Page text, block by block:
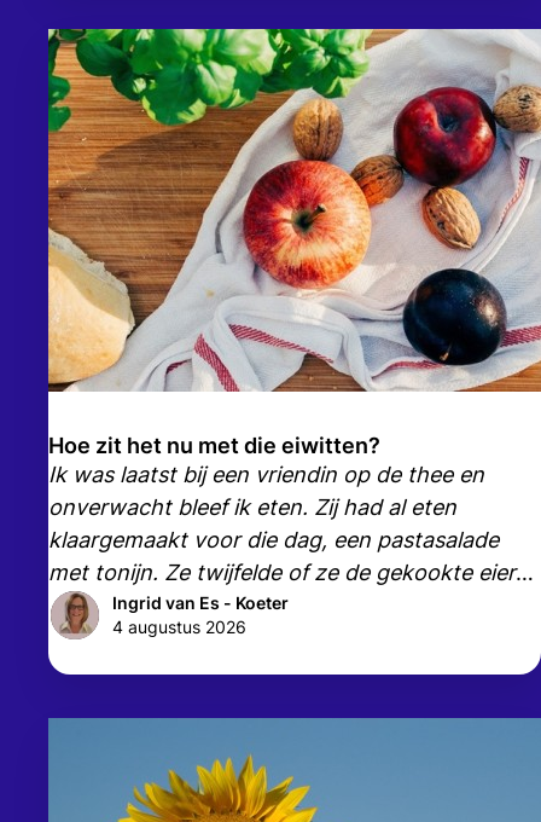
Hoe zit het nu met die eiwitten?
Ik was laatst bij een vriendin op de thee en
onverwacht bleef ik eten. Zij had al eten
klaargemaakt voor die dag, een pastasalade
met tonijn. Ze twijfelde of ze de gekookte eieren
die klaarstonden om toe te voegen, er wel in
zou doen. Als parkinson patiënt moht ik immers
geen ei(wit) eten.
Ingrid van Es - Koeter
4 augustus 2026